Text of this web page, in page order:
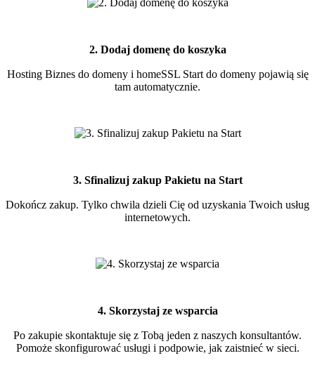
2. Dodaj domenę do koszyka
Hosting Biznes do domeny i homeSSL Start do domeny pojawią się
tam automatycznie.
3. Sfinalizuj zakup Pakietu na Start
Dokończ zakup. Tylko chwila dzieli Cię od uzyskania Twoich usług
internetowych.
4. Skorzystaj ze wsparcia
Po zakupie skontaktuje się z Tobą jeden z naszych konsultantów.
Pomoże skonfigurować usługi i podpowie, jak zaistnieć w sieci.